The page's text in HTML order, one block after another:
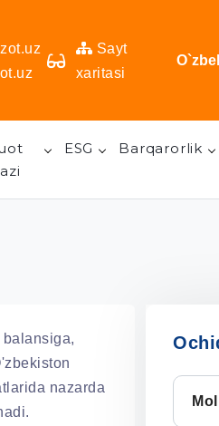
Sayt
xaritasi
ESG Barqarorlik
nazarda